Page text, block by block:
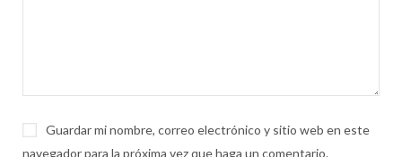
Guardar mi nombre, correo electrónico y sitio web en este
navegador para la próxima vez que haga un comentario.